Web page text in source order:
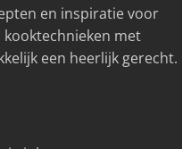
en inspiratie voor
met
een heerlijk gerecht.